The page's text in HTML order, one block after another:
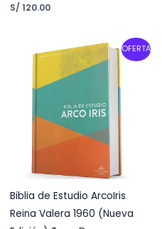
S/ 120.00
OFERTA
Biblia de Estudio ArcoIris
Reina Valera 1960 (Nueva
Original
price
S/ 185.00.
Current
price
is: